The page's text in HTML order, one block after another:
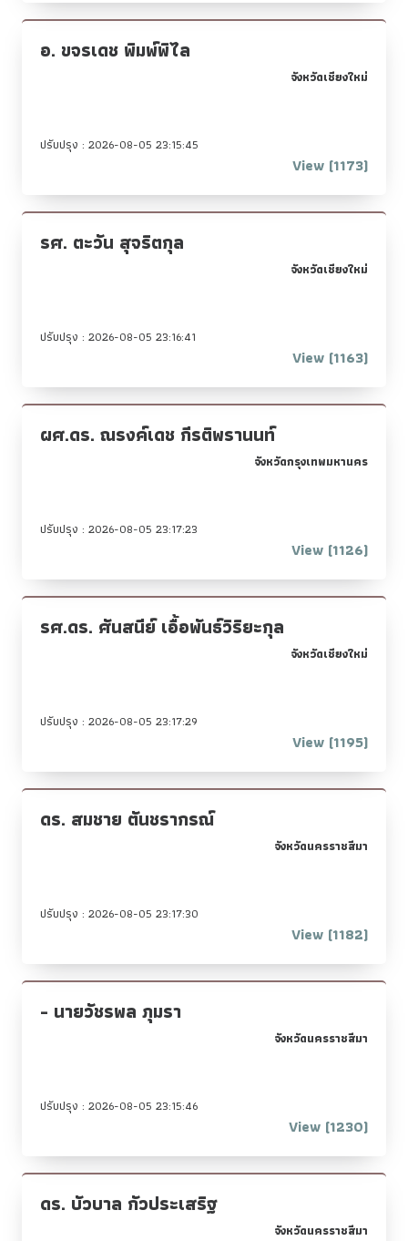
อ. ขจรเดช พิมพ์พิไล
จังหวัดเชียงใหม่
ปรับปรุง : 2026-08-05 23:15:45
View (1173)
รศ. ตะวัน สุจริตกุล
จังหวัดเชียงใหม่
ปรับปรุง : 2026-08-05 23:16:41
View (1163)
ผศ.ดร. ณรงค์เดช กีรติพรานนท์
จังหวัดกรุงเทพมหานคร
ปรับปรุง : 2026-08-05 23:17:23
View (1126)
รศ.ดร. ศันสนีย์ เอื้อพันธ์วิริยะกุล
จังหวัดเชียงใหม่
ปรับปรุง : 2026-08-05 23:17:29
View (1195)
ดร. สมชาย ตันชรากรณ์
จังหวัดนครราชสีมา
ปรับปรุง : 2026-08-05 23:17:30
View (1182)
- นายวัชรพล ภุมรา
จังหวัดนครราชสีมา
ปรับปรุง : 2026-08-05 23:15:46
View (1230)
ดร. บัวบาล กัวประเสริฐ
จังหวัดนครราชสีมา